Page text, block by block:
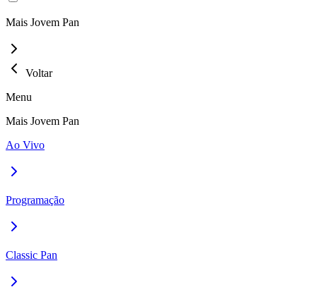
Mais Jovem Pan
Voltar
Menu
Mais Jovem Pan
Ao Vivo
Programação
Classic Pan